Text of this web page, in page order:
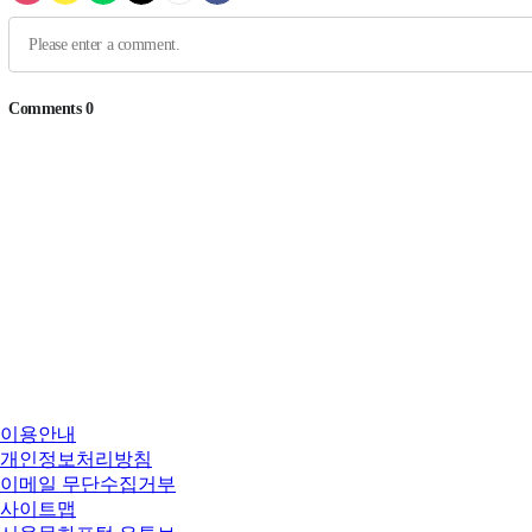
이용안내
개인정보처리방침
이메일 무단수집거부
사이트맵